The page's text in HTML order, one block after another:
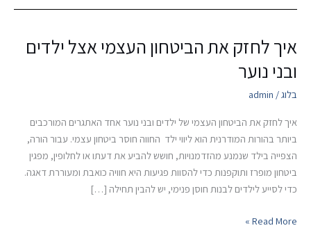
איך לחזק את הביטחון העצמי אצל ילדים
ובני נוער
בלוג/
admin
איך לחזק את הביטחון העצמי של ילדים ובני נוער אחד האתגרים המורכבים
ביותר בהורות המודרנית הוא ליווי ילד החווה חוסר ביטחון עצמי. עבור הורה,
הצפייה בילד שנמנע מהזדמנויות, חושש להביע את דעתו או לחלופין, מפגין
ביטחון מופרז ותוקפנות כדי להסוות פגיעות היא חוויה כואבת ומעוררת דאגה.
כדי לסייע לילדים לבנות חוסן פנימי, יש להבין תחילה […]
איך
לחזק
את
הביטחון
אצל
ילדים
ובני
נוער
Read More »